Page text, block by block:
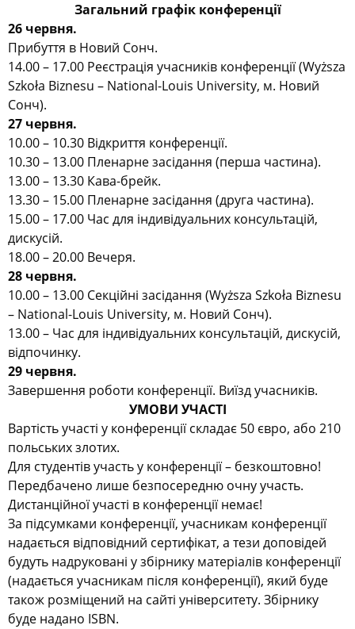
Загальний графік конференції
26 червня.
Прибуття в Новий Сонч.
14.00 – 17.00 Реєстрація учасників конференції (Wyższa
Szkoła Biznesu – National-Louis University, м. Новий
Сонч).
27 червня.
10.00 – 10.30 Відкриття конференції.
10.30 – 13.00 Пленарне засідання (перша частина).
13.00 – 13.30 Кава-брейк.
13.30 – 15.00 Пленарне засідання (друга частина).
15.00 – 17.00 Час для індивідуальних консультацій,
дискусій.
18.00 – 20.00 Вечеря.
28 червня.
10.00 – 13.00 Секційні засідання (Wyższa Szkoła Biznesu
– National-Louis University, м. Новий Сонч).
13.00 – Час для індивідуальних консультацій, дискусій,
відпочинку.
29 червня.
Завершення роботи конференції. Виїзд учасників.
УМОВИ УЧАСТІ
Вартість участі у конференції складає 50 євро, або 210
польських злотих.
Для студентів участь у конференції – безкоштовно!
Передбачено лише безпосередню очну участь.
Дистанційної участі в конференції немає!
За підсумками конференції, учасникам конференції
надається відповідний сертифікат, а тези доповідей
будуть надруковані у збірнику матеріалів конференції
(надається учасникам після конференції), який буде
також розміщений на сайті університету. Збірнику
буде надано ISBN.